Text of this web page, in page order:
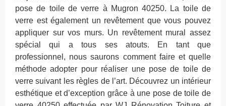
pose de toile de verre à Mugron 40250. La toile de
verre est également un revêtement que vous pouvez
appliquer sur vos murs. Un revêtement mural assez
spécial qui a tous ses atouts. En tant que
professionnel, nous saurons comment faire et quelle
méthode adopter pour réaliser une pose de toile de
verre suivant les règles de l’art. Découvrez un intérieur
esthétique et d’exception grâce à une pose de toile de